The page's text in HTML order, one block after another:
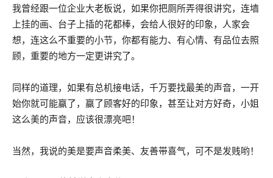
我曾经跟一位企业大老板说，如果你把厕所弄得很讲究，连墙
上挂的画、台子上插的花都棒，会给人很好的印象，人家会
想，连这么不重要的小节，你都有能力、有心情、有品位去照
顾，重要的地方一定更讲究了。
同样的道理，如果有总机接电话，千万要找最美的声音，一开
始你就可能赢了，赢了顾客好的印象，甚至让对方好奇，小姐
这么美的声音，应该很漂亮吧！
当然，我说的美是要声音柔美、友善带喜气，可不是发贱哟！